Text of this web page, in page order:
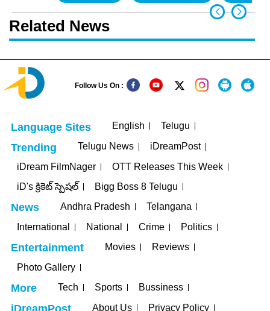
Related News
Follow Us On :
Language Sites English Telugu
Trending Telugu News
iDreamPost
iDream FilmNager
OTT Releases This Week
iD's క్రికెట్ స్పెషల్
Bigg Boss 8 Telugu
News Andhra Pradesh
Telangana
International
National Crime Politics
Entertainment Movies
Reviews
Photo Gallery
More Tech Sports Bussiness
iDreamPost About Us Privacy Policy